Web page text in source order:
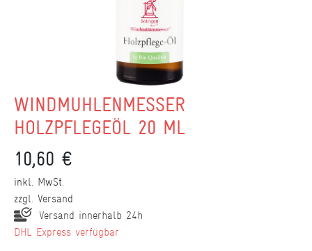
WINDMÜHLENMESSER
HOLZPFLEGEÖL 20 ML
10,60 €
inkl. MwSt.
zzgl. Versand
Versand innerhalb 24h
DHL Express verfügbar